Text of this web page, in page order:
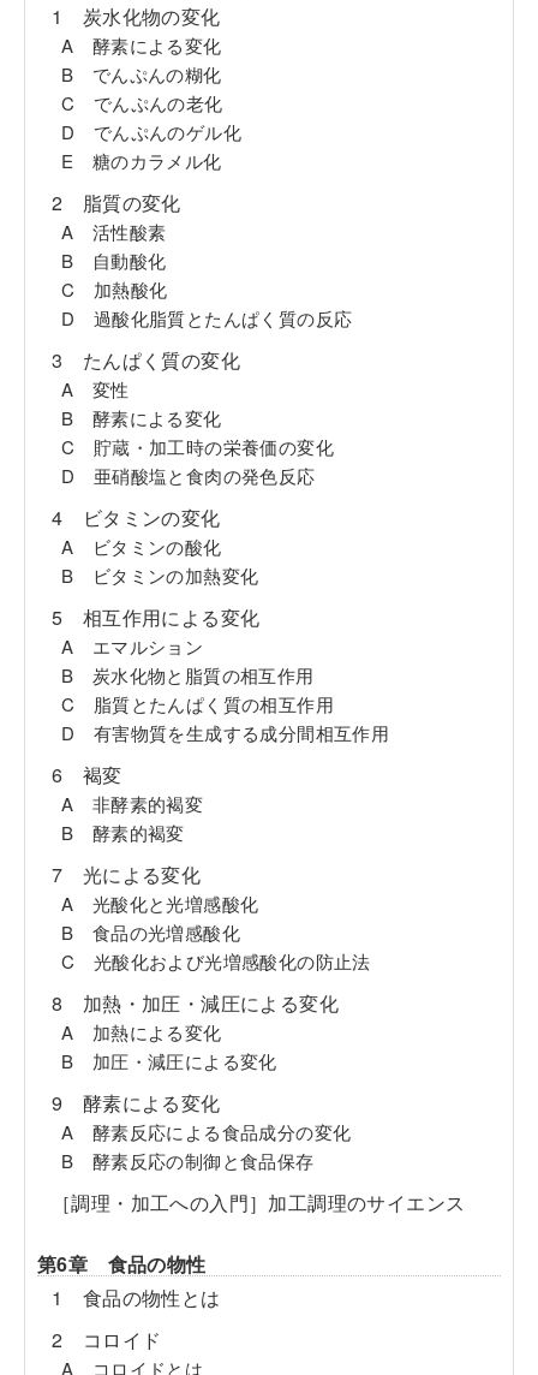
1 炭水化物の変化
A 酵素による変化
B でんぷんの糊化
C でんぷんの老化
D でんぷんのゲル化
E 糖のカラメル化
2 脂質の変化
A 活性酸素
B 自動酸化
C 加熱酸化
D 過酸化脂質とたんぱく質の反応
3 たんぱく質の変化
A 変性
B 酵素による変化
C 貯蔵・加工時の栄養価の変化
D 亜硝酸塩と食肉の発色反応
4 ビタミンの変化
A ビタミンの酸化
B ビタミンの加熱変化
5 相互作用による変化
A エマルション
B 炭水化物と脂質の相互作用
C 脂質とたんぱく質の相互作用
D 有害物質を生成する成分間相互作用
6 褐変
A 非酵素的褐変
B 酵素的褐変
7 光による変化
A 光酸化と光増感酸化
B 食品の光増感酸化
C 光酸化および光増感酸化の防止法
8 加熱・加圧・減圧による変化
A 加熱による変化
B 加圧・減圧による変化
9 酵素による変化
A 酵素反応による食品成分の変化
B 酵素反応の制御と食品保存
［調理・加工への入門］加工調理のサイエンス
第6章 食品の物性
1 食品の物性とは
2 コロイド
A コロイドとは